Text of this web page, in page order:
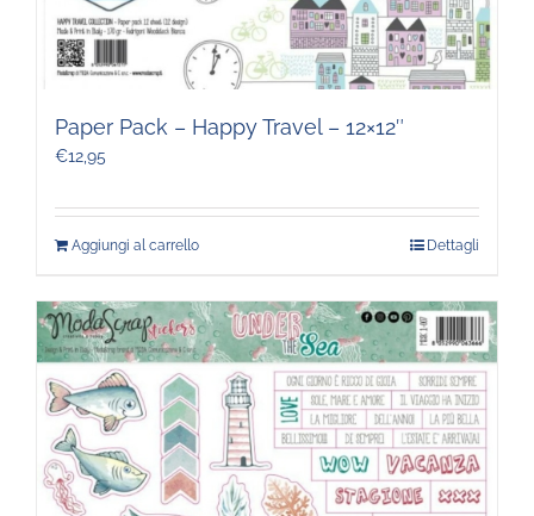
Paper Pack – Happy Travel – 12×12″
€12,95
Aggiungi al carrello Dettagli